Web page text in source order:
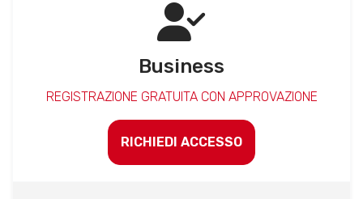
Business
REGISTRAZIONE GRATUITA CON APPROVAZIONE
RICHIEDI ACCESSO